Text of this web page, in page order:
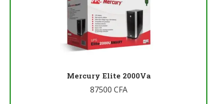
Mercury Elite 2000Va
87500 CFA